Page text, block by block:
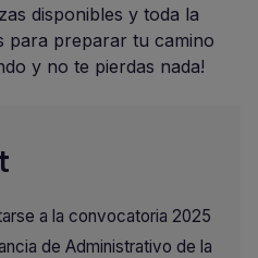
disponibles y toda la
para preparar tu camino
y no te pierdas nada!
a la convocatoria 2025
de Administrativo de la